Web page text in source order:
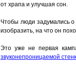
от храпа и улучшая сон.
Чтобы люди задумались о
изобразить, на что он
Это уже не первая
звуконепроницаемой